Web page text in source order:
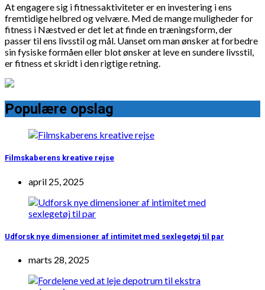
At engagere sig i fitnessaktiviteter er en investering i ens
fremtidige helbred og velvære. Med de mange muligheder for
fitness i Næstved er det let at finde en træningsform, der
passer til ens livsstil og mål. Uanset om man ønsker at forbedre
sin fysiske formåen eller blot ønsker at leve en sundere livsstil,
er fitness et skridt i den rigtige retning.
Populære opslag
Filmskaberens kreative rejse
april 25, 2025
Udforsk nye dimensioner af intimitet med sexlegetøj til par
marts 28, 2025